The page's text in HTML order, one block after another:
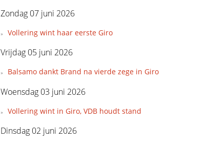
Zondag 07 juni 2026
Vollering wint haar eerste Giro
Vrijdag 05 juni 2026
Balsamo dankt Brand na vierde zege in Giro
Woensdag 03 juni 2026
Vollering wint in Giro, VDB houdt stand
Dinsdag 02 juni 2026